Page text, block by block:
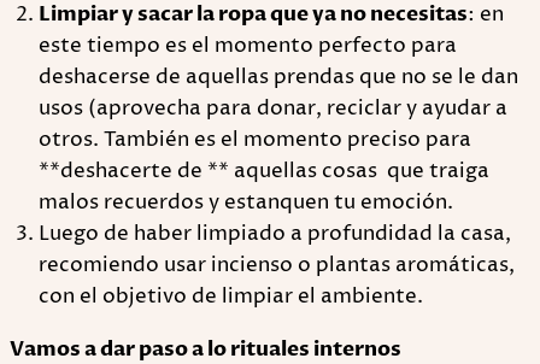
Limpiar y sacar la ropa que ya no necesitas: en
este tiempo es el momento perfecto para
deshacerse de aquellas prendas que no se le dan
usos (aprovecha para donar, reciclar y ayudar a
otros. También es el momento preciso para
**deshacerte de ** aquellas cosas que traiga
malos recuerdos y estanquen tu emoción.
Luego de haber limpiado a profundidad la casa,
recomiendo usar incienso o plantas aromáticas,
con el objetivo de limpiar el ambiente.
Vamos a dar paso a lo rituales internos